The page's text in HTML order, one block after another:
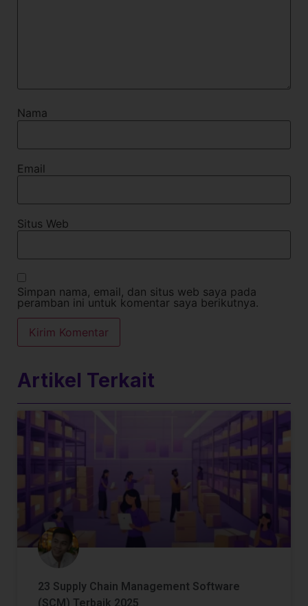
Nama
Email
Situs Web
Simpan nama, email, dan situs web saya pada
peramban ini untuk komentar saya berikutnya.
Artikel Terkait
23 Supply Chain Management Software
(SCM) Terbaik 2025